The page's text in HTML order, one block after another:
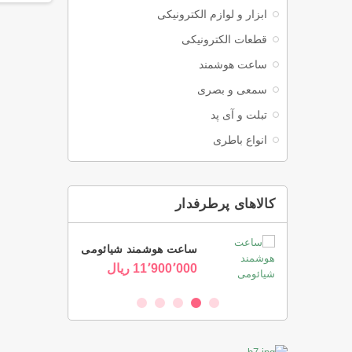
ابزار و لوازم الکترونیکی
قطعات الکترونیکی
ساعت هوشمند
سمعی و بصری
تبلت و آی پد
انواع باطری
کالاهای پرطرفدار
ساعت هوشمند شیائومی
11٬900٬000 ‎ریال